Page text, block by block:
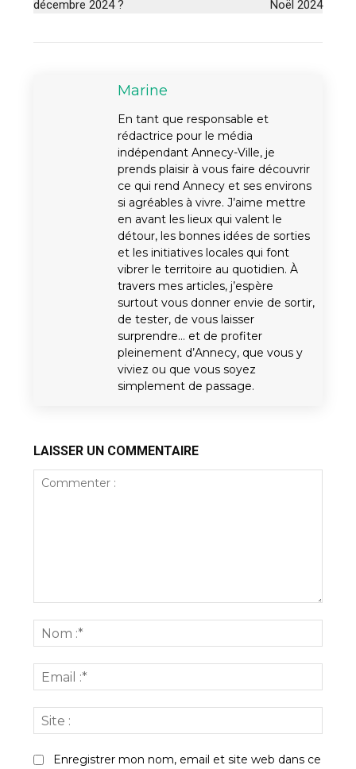
décembre 2024 ? Noël 2024
Marine
En tant que responsable et
rédactrice pour le média
indépendant Annecy-Ville, je
prends plaisir à vous faire découvrir
ce qui rend Annecy et ses environs
si agréables à vivre. J’aime mettre
en avant les lieux qui valent le
détour, les bonnes idées de sorties
et les initiatives locales qui font
vibrer le territoire au quotidien. À
travers mes articles, j’espère
surtout vous donner envie de sortir,
de tester, de vous laisser
surprendre… et de profiter
pleinement d’Annecy, que vous y
viviez ou que vous soyez
simplement de passage.
LAISSER UN COMMENTAIRE
:*
:*
:
Enregistrer mon nom, email et site web dans ce